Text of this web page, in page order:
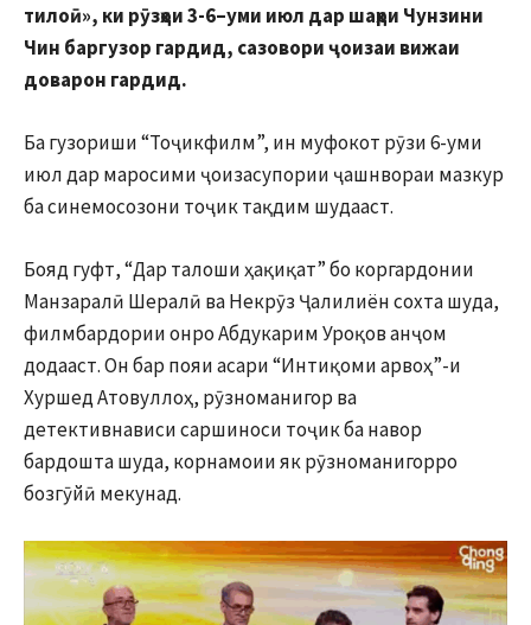
тилоӣ», ки рӯзҳои 3-6–уми июл дар шаҳри Чунзини
Чин баргузор гардид, сазовориҷоизаи вижаи
доварон гардид.
Ба гузориши “Тоҷикфилм”, ин муфокот рӯзи 6-уми
июл дар маросими ҷоизасупории ҷашнвораи мазкур
ба синемосозони тоҷик тақдим шудааст.
Бояд гуфт, “Дар талоши ҳақиқат” бо коргардонии
Манзаралӣ Шералӣ ва Некрӯз Ҷалилиён сохта шуда,
филмбардории онро Абдукарим Уроқов анҷом
додааст. Он бар пояи асари “Интиқоми арвоҳ”-и
Хуршед Атовуллоҳ, рӯзноманигор ва
детективнависи саршиноси тоҷик ба навор
бардошта шуда, корнамоии як рӯзноманигорро
бозгӯйӣ мекунад.